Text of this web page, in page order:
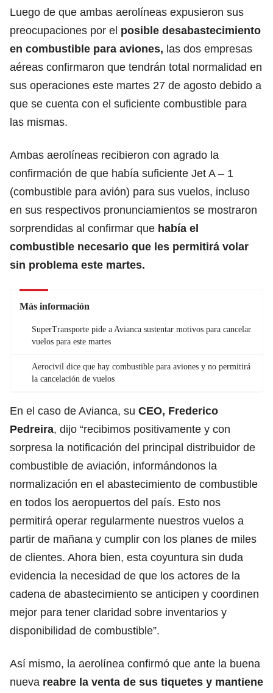
Luego de que ambas aerolíneas expusieron sus
preocupaciones por el posible desabastecimiento
en combustible para aviones, las dos empresas
aéreas confirmaron que tendrán total normalidad en
sus operaciones este martes 27 de agosto debido a
que se cuenta con el suficiente combustible para
las mismas.
Ambas aerolíneas recibieron con agrado la
confirmación de que había suficiente Jet A – 1
(combustible para avión) para sus vuelos, incluso
en sus respectivos pronunciamientos se mostraron
sorprendidas al confirmar que había el
combustible necesario que les permitirá volar
sin problema este martes.
Más información
SuperTransporte pide a Avianca sustentar motivos para cancelar
vuelos para este martes
Aerocivil dice que hay combustible para aviones y no permitirá
la cancelación de vuelos
En el caso de Avianca, su CEO, Frederico
Pedreira, dijo “recibimos positivamente y con
sorpresa la notificación del principal distribuidor de
combustible de aviación, informándonos la
normalización en el abastecimiento de combustible
en todos los aeropuertos del país. Esto nos
permitirá operar regularmente nuestros vuelos a
partir de mañana y cumplir con los planes de miles
de clientes. Ahora bien, esta coyuntura sin duda
evidencia la necesidad de que los actores de la
cadena de abastecimiento se anticipen y coordinen
mejor para tener claridad sobre inventarios y
disponibilidad de combustible”.
Así mismo, la aerolínea confirmó que ante la buena
nueva reabre la venta de sus tiquetes y mantiene